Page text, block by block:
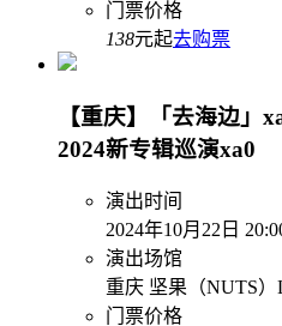
门票价格
138元起去购票
【重庆】「去海边
2024新专辑巡演xa0
演出时间
2024年10月22日
演出场馆
重庆 坚果（NUTS）
门票价格